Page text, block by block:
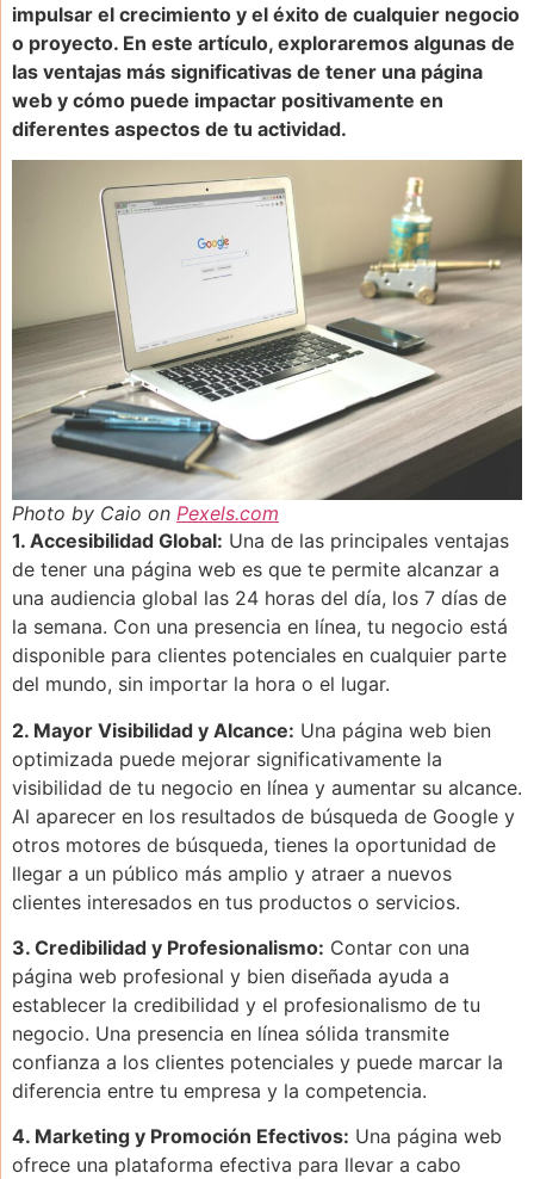
impulsar el crecimiento y el éxito de cualquier negocio
o proyecto. En este artículo, exploraremos algunas de
las ventajas más significativas de tener una página
web y cómo puede impactar positivamente en
diferentes aspectos de tu actividad.
Photo by Caio on Pexels.com
1. Accesibilidad Global: Una de las principales ventajas
de tener una página web es que te permite alcanzar a
una audiencia global las 24 horas del día, los 7 días de
la semana. Con una presencia en línea, tu negocio está
disponible para clientes potenciales en cualquier parte
del mundo, sin importar la hora o el lugar.
2. Mayor Visibilidad y Alcance: Una página web bien
optimizada puede mejorar significativamente la
visibilidad de tu negocio en línea y aumentar su alcance.
Al aparecer en los resultados de búsqueda de Google y
otros motores de búsqueda, tienes la oportunidad de
llegar a un público más amplio y atraer a nuevos
clientes interesados en tus productos o servicios.
3. Credibilidad y Profesionalismo: Contar con una
página web profesional y bien diseñada ayuda a
establecer la credibilidad y el profesionalismo de tu
negocio. Una presencia en línea sólida transmite
confianza a los clientes potenciales y puede marcar la
diferencia entre tu empresa y la competencia.
4. Marketing y Promoción Efectivos: Una página web
ofrece una plataforma efectiva para llevar a cabo